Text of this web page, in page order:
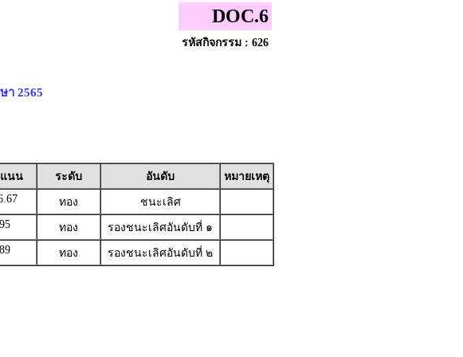
า 2565
DOC.6
รหัสกิจกรรม : 626
นน ระดับ อันดับ
หมายเหตุ
ทอง
ชนะเลิศ
95 ทอง
รองชนะเลิศอันดับที่ ๑
89 ทอง รองชนะเลิศอันดับที่ ๒